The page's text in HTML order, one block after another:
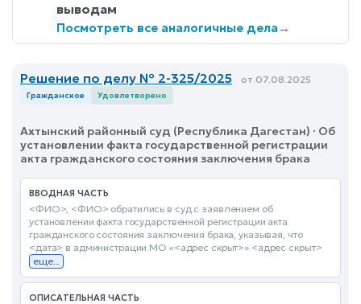
выводам
Посмотреть все аналогичные дела→
Решение по делу № 2-325/2025 от 07.08.2025
Гражданское Удовлетворено
Ахтынский районный суд (Республика Дагестан) · Об
установлении факта государственной регистрации
акта гражданского состояния заключения брака
ВВОДНАЯ ЧАСТЬ
<ФИО>, <ФИО> обратились в суд с заявлением об
установлении факта государственной регистрации акта
гражданского состояния заключения брака, указывая, что
<дата> в администрации МО «<адрес скрыт>» <адрес скрыт>
еще...
ОПИСАТЕЛЬНАЯ ЧАСТЬ